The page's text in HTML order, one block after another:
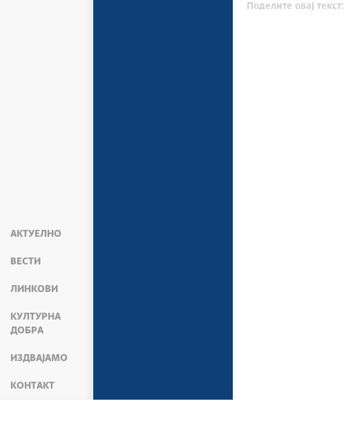
АКТУЕЛНО
ВЕСТИ
ЛИНКОВИ
КУЛТУРНА
ДОБРА
ИЗДВАЈАМО
КОНТАКТ
Поделите овај текст: